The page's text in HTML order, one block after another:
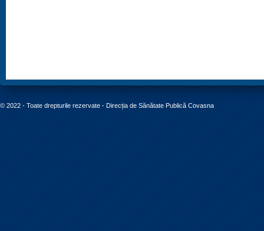
© 2022 - Toate drepturile rezervate - Direcția de Sănătate Publică Covasna